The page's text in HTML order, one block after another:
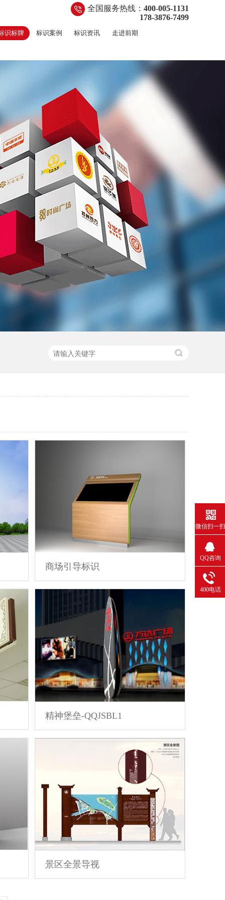
全国服务热线： 400-005-1131
178-3876-7499
识标牌 标识案例 标识资讯 走进前期
商场引导标识
精神堡垒-QQJSBL1
景区全景导视
微信扫一扫
QQ咨询
400电话